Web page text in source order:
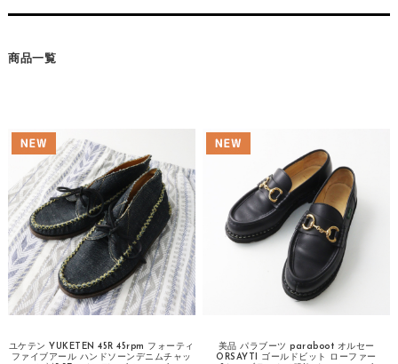
商品一覧
ユケテン YUKETEN 45R 45rpm フォーティ
ファイブアール ハンドソーンデニムチャッ
美品 パラブーツ paraboot オルセー
ORSAYTI ゴールドビット ローファー